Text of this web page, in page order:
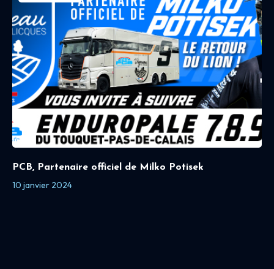
PCB, Partenaire officiel de Milko Potisek
10 janvier 2024